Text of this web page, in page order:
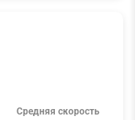
Средняя скорость